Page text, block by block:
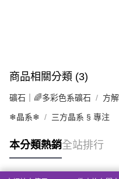
商品相關分類 (3)
礦石｜🌈多彩色系礦石 方
❄晶系❄ 三方晶系 § 專注
本分類熱銷全站排行